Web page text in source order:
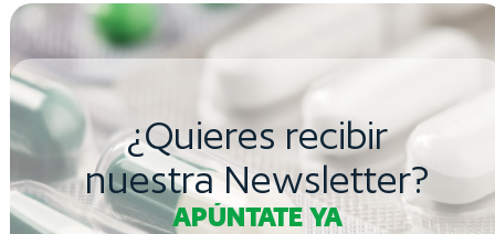
¿Quieres recibir
nuestra Newsletter?
APÚNTATE YA